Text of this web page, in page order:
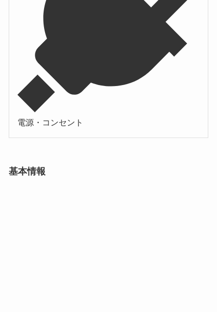
電源・コンセント
基本情報